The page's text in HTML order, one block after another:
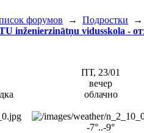
форумов → Подростки
inženierzinātņu vidusskola -
ПТ, 23/01
вечер
облачно
-7°..-9°